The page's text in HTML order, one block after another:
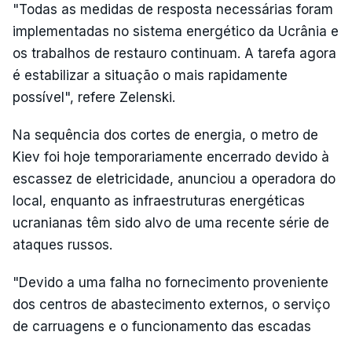
"Todas as medidas de resposta necessárias foram
implementadas no sistema energético da Ucrânia e
os trabalhos de restauro continuam. A tarefa agora
é estabilizar a situação o mais rapidamente
possível", refere Zelenski.
Na sequência dos cortes de energia, o metro de
Kiev foi hoje temporariamente encerrado devido à
escassez de eletricidade, anunciou a operadora do
local, enquanto as infraestruturas energéticas
ucranianas têm sido alvo de uma recente série de
ataques russos.
"Devido a uma falha no fornecimento proveniente
dos centros de abastecimento externos, o serviço
de carruagens e o funcionamento das escadas